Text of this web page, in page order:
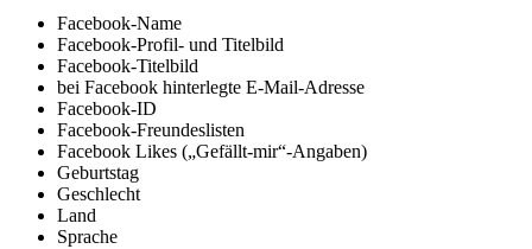
Facebook-Name
Facebook-Profil- und Titelbild
Facebook-Titelbild
bei Facebook hinterlegte E-Mail-Adresse
Facebook-ID
Facebook-Freundeslisten
Facebook Likes („Gefällt-mir“-Angaben)
Geburtstag
Geschlecht
Land
Sprache